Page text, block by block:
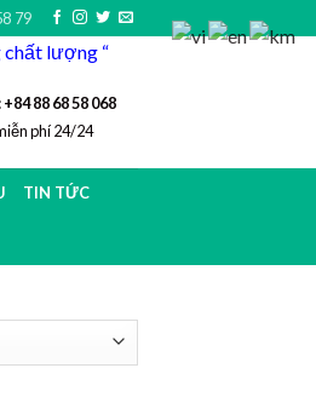
79
chất lượng “
88 68 58 068
phí 24/24
TIN TỨC